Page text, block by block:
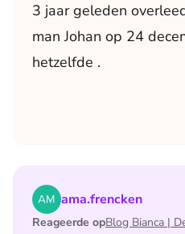
3 jaar geleden
man Johan op 24
hetzelfde .
ama.frencken
Reageerde op
Lees het artikel Blog